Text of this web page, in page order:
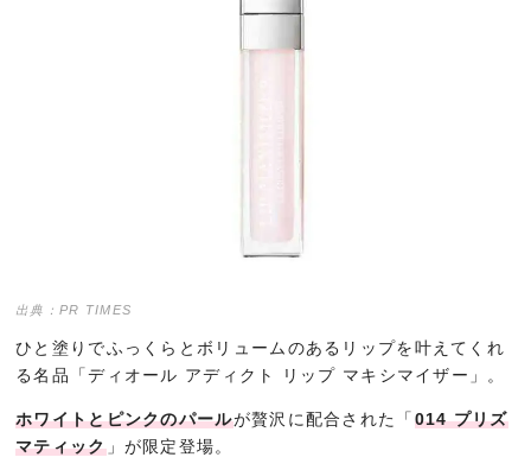
出典：PR TIMES
ひと塗りでふっくらとボリュームのあるリップを叶えてくれ
る名品「ディオール アディクト リップ マキシマイザー」。
ホワイトとピンクのパールが贅沢に配合された「 014 プリズ
マティック」が限定登場。